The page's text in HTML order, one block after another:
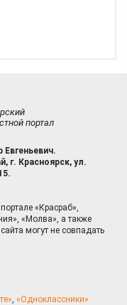
портал
г. Красноярск, ул.
«Красраб»,
«Молва», а также
могут не совпадать
«Одноклассники»